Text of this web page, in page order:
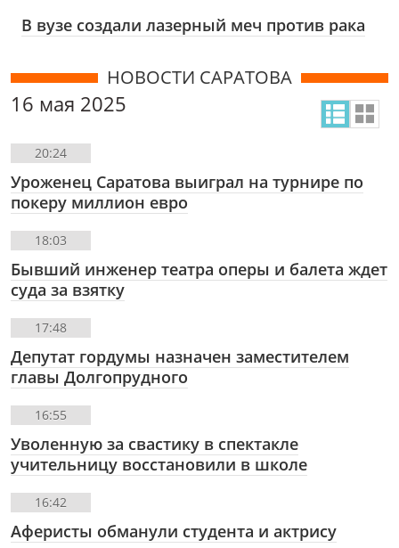
В вузе создали лазерный меч против рака
НОВОСТИ САРАТОВА
16 мая 2025
20:24
Уроженец Саратова выиграл на турнире по
покеру миллион евро
18:03
Бывший инженер театра оперы и балета ждет
суда за взятку
17:48
Депутат гордумы назначен заместителем
главы Долгопрудного
16:55
Уволенную за свастику в спектакле
учительницу восстановили в школе
16:42
Аферисты обманули студента и актрису